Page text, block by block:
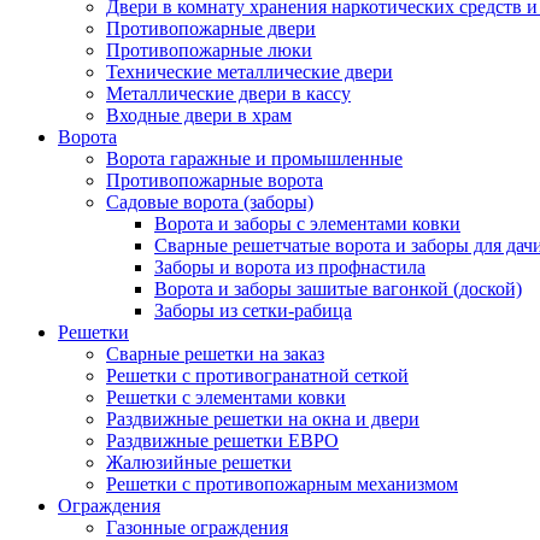
Двери в комнату хранения наркотических
Противопожарные двери
Противопожарные люки
Технические металлические двери
Металлические двери в кассу
Входные двери в храм
Ворота
Ворота гаражные и промышленные
Противопожарные ворота
Садовые ворота (заборы)
Ворота и заборы с элементами ковки
Сварные решетчатые ворота и заборы для
Заборы и ворота из профнастила
Ворота и заборы зашитые вагонкой (доской)
Заборы из сетки-рабица
Решетки
Сварные решетки на заказ
Решетки с противогранатной сеткой
Решетки с элементами ковки
Раздвижные решетки на окна и двери
Раздвижные решетки ЕВРО
Жалюзийные решетки
Решетки с противопожарным механизмом
Ограждения
Газонные ограждения